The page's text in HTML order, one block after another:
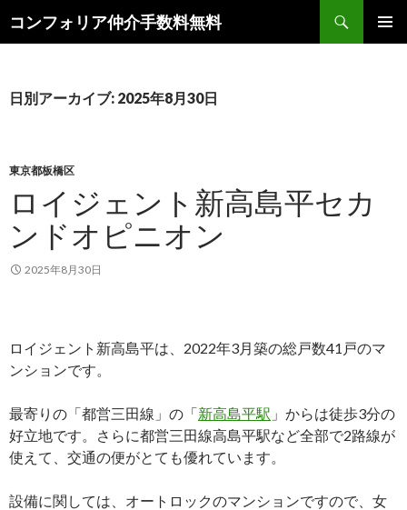
コンフォリア仲介手数料無料
索
ン
キ
プ
日別アーカイブ: 2025年8月30日
東京都板橋区
ロイジェント新高島平セカ
ンドオピニオン
2025年8月30日
ロイジェント新高島平は、2022年3月築の総戸数41戸のマ
ンションです。
最寄りの「都営三田線」の「新高島平駅 」からは徒歩3分の
好立地です。さらに都営三田線高島平駅など全部で2路線が
使えて、交通の便がとても優れています。
設備に関しては、オートロックのマンションですので、女